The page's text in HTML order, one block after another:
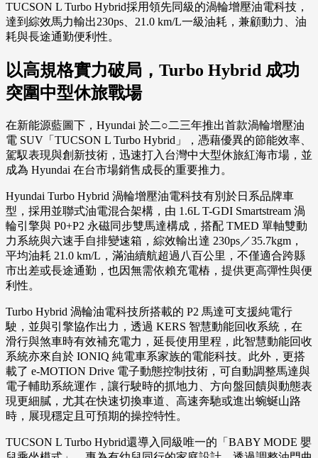
TUCSON L Turbo Hybrid採用領先同級的渦輪增壓油電科技，
達到綜效馬力輸出230ps、21.0 km/L一級油耗，兼顧動力、油
耗與長途通勤便利性。
以高規格實力破局，Turbo Hybrid 成功
突圍中型休旅戰場
在新能源藍圖下，Hyundai 於二○二三年推出首款渦輪增壓油
電 SUV「TUCSON L Turbo Hybrid」，憑藉優異的節能效率、
駕馭表現與創新技術，迅速打入台灣中大型休旅紅海市場，並
成為 Hyundai 在台市場銷售成長的重要推力。
Hyundai Turbo Hybrid 渦輪增壓油電科技有別於日系品牌車
型，採用並聯式油電混合架構，由 1.6L T-GDI Smartstream 渦
輪引擎與 P0+P2 永磁同步雙馬達構成，搭配 TMED 單軸雙動
力系統與六速手自排變速箱，綜效輸出達 230ps／35.7kgm，
平均油耗 21.0 km/L，滿油續航超過八百公里，不僅適合跨縣
市出差或長途通勤，也因無需依賴充電樁，提供更高彈性與便
利性。
Turbo Hybrid 渦輪油電科技所搭載的 P2 馬達可支援純電行
駛，並與引擎協作出力，透過 KERS 智慧動能回收系統，在
滑行與煞車時有效補充電力，延長使用里程，此智慧動能回收
系統亦來自於 IONIQ 純電車系家族的電能科技。此外，更搭
載了 e-MOTION Drive 電子動態控制技術，可自動調整馬達與
電子輔助系統運作，讓行駛時的抓地力、方向盤回饋與動態表
現更細膩，尤其在快速切換車道、高速奔馳或進出蜿蜒山路
時，展現穩定且可預期的操控特性。
TUCSON L Turbo Hybrid還導入同級唯一的「BABY MODE 嬰